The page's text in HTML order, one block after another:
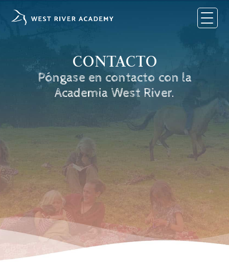
CONTACTO
Póngase en contacto con la
Academia West River.